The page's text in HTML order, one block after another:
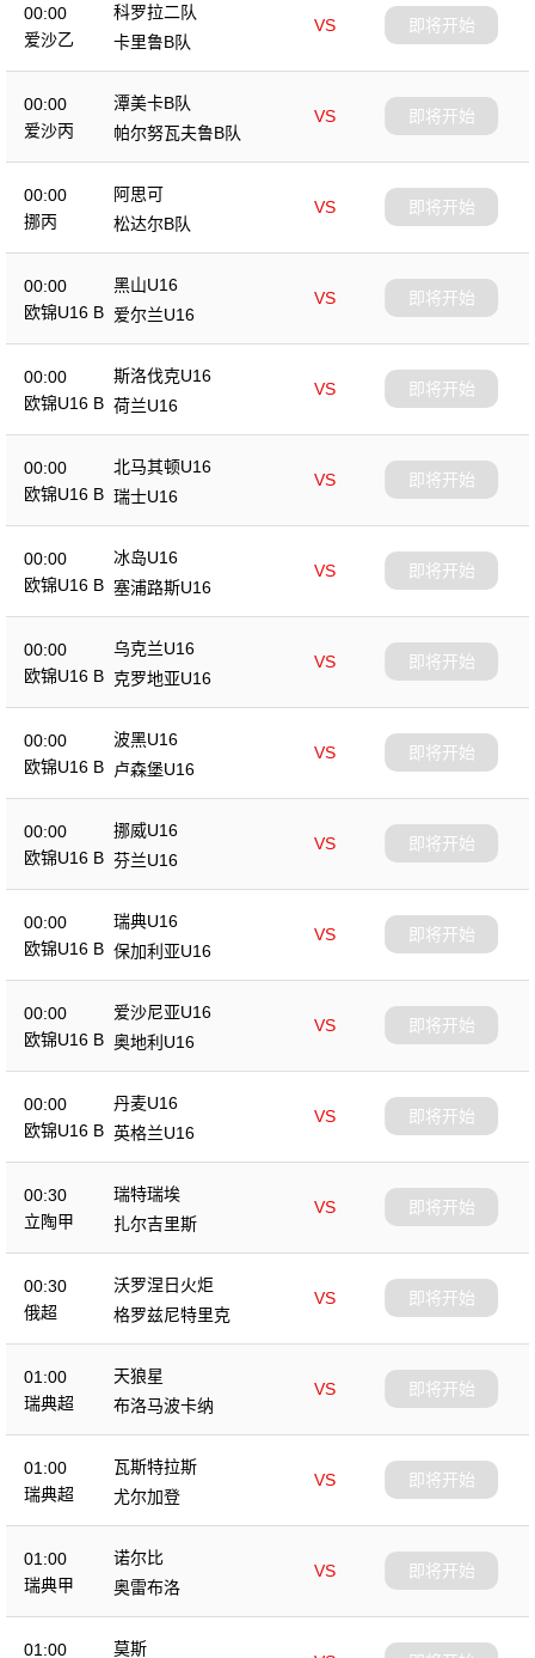
00:00
爱沙乙
科罗拉二队
VS
卡里鲁B队
即将开始
00:00
爱沙丙
潭美卡B队
VS
帕尔努瓦夫鲁B队
即将开始
00:00
挪丙
阿思可
VS
松达尔B队
即将开始
00:00
欧锦U16 B
黑山U16
VS
爱尔兰U16
即将开始
00:00
欧锦U16 B
斯洛伐克U16
VS
荷兰U16
即将开始
00:00
欧锦U16 B
北马其顿U16
VS
瑞士U16
即将开始
00:00
欧锦U16 B
冰岛U16
VS
塞浦路斯U16
即将开始
00:00
欧锦U16 B
乌克兰U16
VS
克罗地亚U16
即将开始
00:00
欧锦U16 B
波黑U16
VS
卢森堡U16
即将开始
00:00
欧锦U16 B
挪威U16
VS
芬兰U16
即将开始
00:00
欧锦U16 B
瑞典U16
VS
保加利亚U16
即将开始
00:00
欧锦U16 B
爱沙尼亚U16
VS
奥地利U16
即将开始
00:00
欧锦U16 B
丹麦U16
VS
英格兰U16
即将开始
00:30
立陶甲
瑞特瑞埃
VS
扎尔吉里斯
即将开始
00:30
俄超
沃罗涅日火炬
VS
格罗兹尼特里克
即将开始
01:00
瑞典超
天狼星
VS
布洛马波卡纳
即将开始
01:00
瑞典超
瓦斯特拉斯
VS
尤尔加登
即将开始
01:00
瑞典甲
诺尔比
VS
奥雷布洛
即将开始
01:00 莫斯